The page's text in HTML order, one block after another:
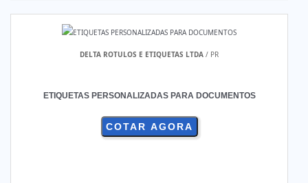
DELTA ROTULOS E ETIQUETAS LTDA / PR
ETIQUETAS PERSONALIZADAS PARA DOCUMENTOS
COTAR AGORA